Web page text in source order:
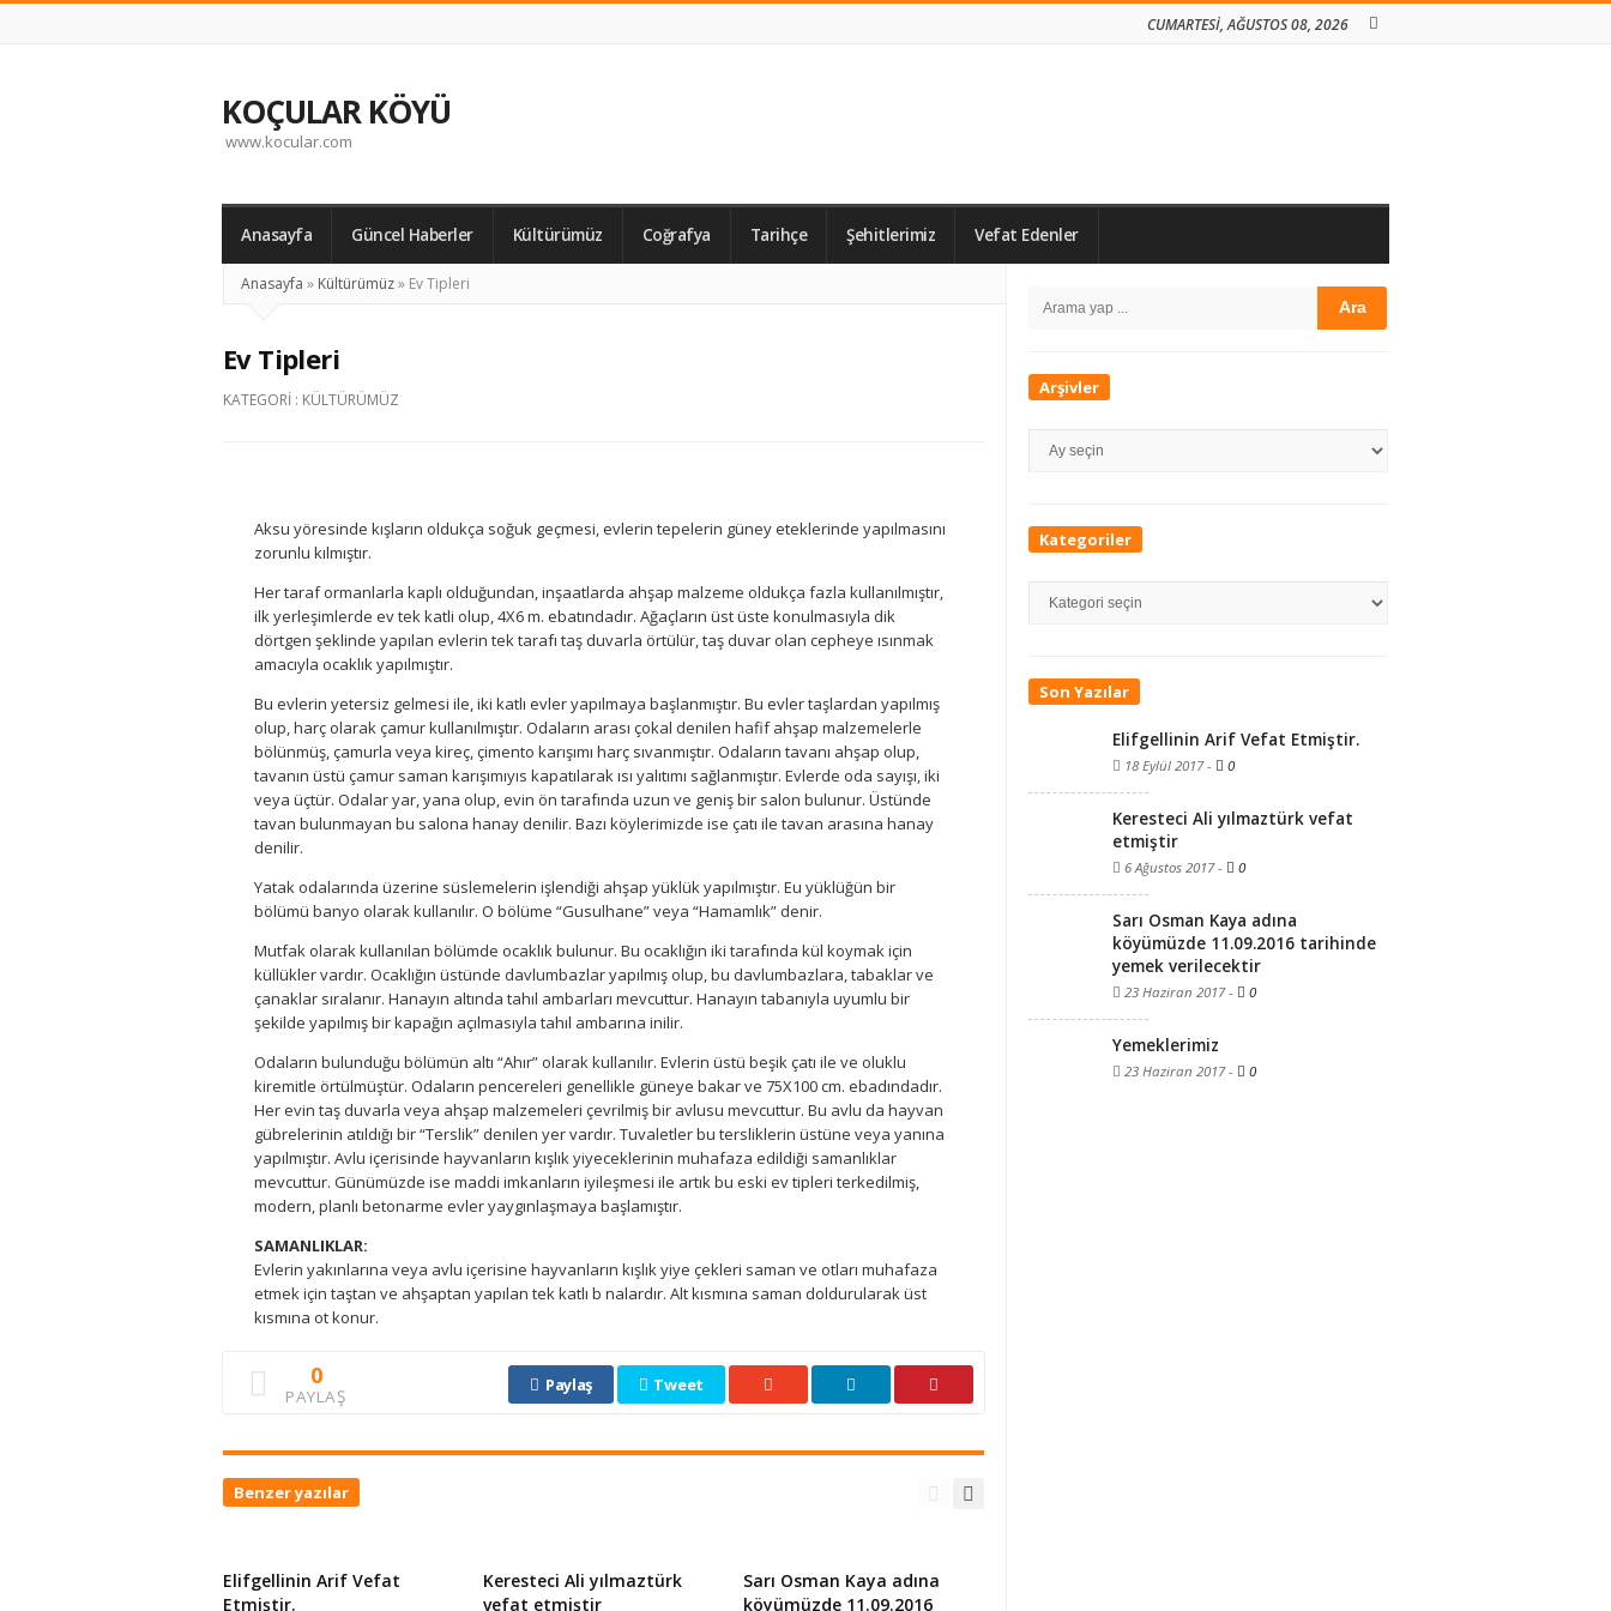
CUMARTESI, AĞUSTOS 08, 2026
KOÇULAR KÖYÜ
www.kocular.com
Anasayfa Güncel Haberler Kültürümüz Coğrafya Tarihçe Şehitlerimiz Vefat Edenler
Anasayfa » Kültürümüz» Ev Tipleri
Ev Tipleri
KATEGORI : KÜLTÜRÜMÜZ
Aksu yöresinde kışların oldukça soğuk geçmesi, evlerin tepelerin güney eteklerinde yapılmasını
zorunlu kılmıştır.
Her taraf ormanlarla kaplı olduğundan, inşaatlarda ahşap malzeme oldukça fazla kullanılmıştır,
ilk yerleşimlerde ev tek katli olup, 4X6 m. ebatındadır. Ağaçların üst üste konulmasıyla dik
dörtgen şeklinde yapılan evlerin tek tarafı taş duvarla örtülür, taş duvar olan cepheye ısınmak
amacıyla ocaklık yapılmıştır.
Bu evlerin yetersiz gelmesi ile, iki katlı evler yapılmaya başlanmıştır. Bu evler taşlardan yapılmış
olup, harç olarak çamur kullanılmıştır. Odaların arası çokal denilen hafif ahşap malzemelerle
bölünmüş, çamurla veya kireç, çimento karışımı harç sıvanmıştır. Odaların tavanı ahşap olup,
tavanın üstü çamur saman karışımıyıs kapatılarak ısı yalıtımı sağlanmıştır. Evlerde oda sayışı, iki
veya üçtür. Odalar yar, yana olup, evin ön tarafında uzun ve geniş bir salon bulunur. Üstünde
tavan bulun­mayan bu salona hanay denilir. Bazı köylerimizde ise çatı ile tavan arasına hanay
denilir.
Yatak odalarında üzerine süslemelerin işlendiği ahşap yüklük yapılmıştır. Eu yüklüğün bir
bölümü banyo olarak kullanılır. O bölüme “Gusulhane” veya “Hamamlık” denir.
Mutfak olarak kullanılan bölümde ocaklık bulunur. Bu ocaklığın iki tarafında kül koymak için
küllükler vardır. Ocaklığın üstünde davlumbazlar yapılmış olup, bu davlumbazlara, tabaklar ve
çanaklar sıralanır. Hanayın altında tahıl ambarları mevcuttur. Hanayın tabanıyla uyumlu bir
şekilde yapılmış bir kapağın açılmasıyla tahıl ambarına inilir.
Odaların bulunduğu bölümün altı “Ahır” olarak kullanılır. Evlerin üstü beşik çatı ile ve oluklu
kiremitle örtülmüştür. Odaların pencereleri genellikle güneye bakar ve 75X100 cm. ebadındadır.
Her evin taş duvarla veya ahşap malzemeleri çevrilmiş bir avlusu mevcuttur. Bu avlu da hayvan
gübrelerinin atıldığı bir “Terslik” denilen yer vardır. Tuvaletler bu tersliklerin üstüne veya yanına
yapılmıştır. Avlu içerisinde hayvanların kışlık yiyeceklerinin muhafaza edildiği samanlıklar
mevcuttur. Günümüzde ise maddi imkanların iyileşmesi ile artık bu eski ev tipleri terkedilmiş,
modern, planlı betonarme evler yaygınlaşmaya başlamıştır.
SAMANLIKLAR:
Evlerin yakınlarına veya avlu içerisine hayvanların kışlık yiye çekleri saman ve otları muhafaza
etmek için taştan ve ahşaptan yapılan tek katlı b nalardır. Alt kısmına saman doldurularak üst
kısmına ot konur.
0
PAYLAŞ
Paylaş Tweet
Benzer yazılar
Elifgellinin Arif Vefat
Etmiştir.
Keresteci Ali yılmaztürk
vefat etmiştir
Sarı Osman Kaya adına
köyümüzde 11.09.2016
Sidebar
Search
Arşivler
Arşivler
Kategoriler
Kategoriler
Son Yazılar
Elifgellinin Arif Vefat Etmiştir.
18 Eylül 2017- 0
Keresteci Ali yılmaztürk vefat
etmiştir
6 Ağustos 2017- 0
Sarı Osman Kaya adına
köyümüzde 11.09.2016 tarihinde
yemek verilecektir
23 Haziran 2017- 0
Yemeklerimiz
23 Haziran 2017- 0